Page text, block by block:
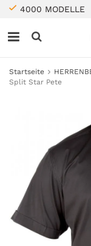
4000 MODELLE
Startseite
Split Star Pete